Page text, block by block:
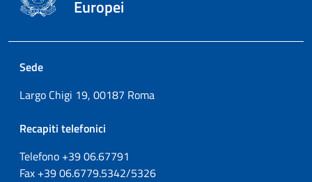
Europei
Sede
Largo Chigi 19, 00187 Roma
Recapiti telefonici
Telefono +3906.67791
Fax +3906.6779.5342/5326